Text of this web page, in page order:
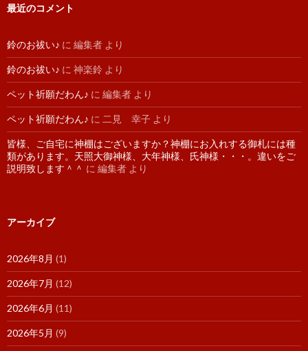
最近のコメント
鈴のお祓い♪ に 編集者 より
鈴のお祓い♪ に 神楽鈴 より
ペット祈願だわん♪ に 編集者 より
ペット祈願だわん♪ に 二見 幸子 より
皆様、ご自宅に神棚はございますか？神棚にお入れする御札には種
類があります。天照大御神様、大年神様、氏神様・・・。違いをご
説明致します＾＾ に 編集者 より
アーカイブ
2026年8月 (1)
2026年7月 (12)
2026年6月 (11)
2026年5月 (9)